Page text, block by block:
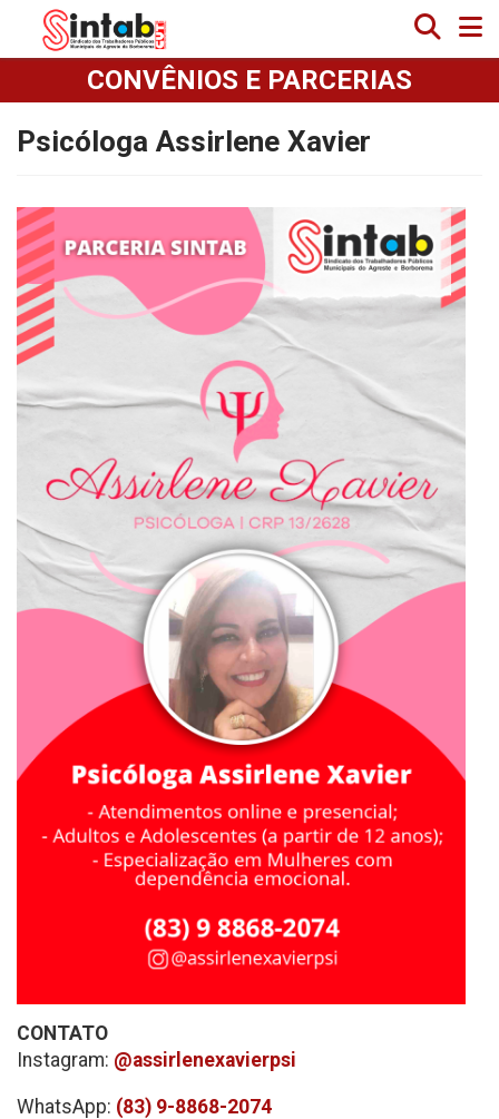
CONVÊNIOS E PARCERIAS
Psicóloga Assirlene Xavier
CONTATO
Instagram: @assirlenexavierpsi
WhatsApp: (83) 9-8868-2074